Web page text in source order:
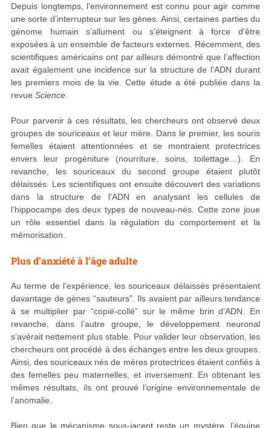
Depuis longtemps, l’environnement est connu pour agir comme
une sorte d’interrupteur sur les gènes. Ainsi, certaines parties du
génome humain s’allument ou s’éteignent à force d’être
exposées à un ensemble de facteurs externes. Récemment, des
scientifiques américains ont par ailleurs démontré que l’affection
avait également une incidence sur la structure de l’ADN durant
les premiers mois de la vie. Cette étude a été publiée dans la
revue Science
Pour parvenir à ces résultats, les chercheurs ont observé deux
groupes de souriceaux et leur mère. Dans le premier, les souris
femelles étaient attentionnées et se montraient protectrices
envers leur progéniture (nourriture, soins, toilettage…). En
revanche, les souriceaux du second groupe étaient plutôt
délaissés. Les scientifiques ont ensuite découvert des variations
dans la structure de l’ADN en analysant les cellules de
l’hippocampe des deux types de nouveau-nés. Cette zone joue
un rôle essentiel dans la régulation du comportement et la
mémorisation.
Plus d’anxiété à l’âge adulte
Au terme de l’expérience, les souriceaux délaissés présentaient
davantage de gènes “sauteurs”. Ils avaient par ailleurs tendance
à se multiplier par “copié-collé” sur le même brin d’ADN. En
revanche, dans l’autre groupe, le développement neuronal
s’avérait nettement plus stable. Pour valider leur observation, les
chercheurs ont procédé à des échanges entre les deux groupes.
Ainsi, des souriceaux nés de mères protectrices étaient confiés à
des femelles peu maternelles, et inversement. En obtenant les
mêmes résultats, ils ont prouvé l’origine environnementale de
l’anomalie.
Bien que le mécanisme sous-jacent reste un mystère, l’équipe